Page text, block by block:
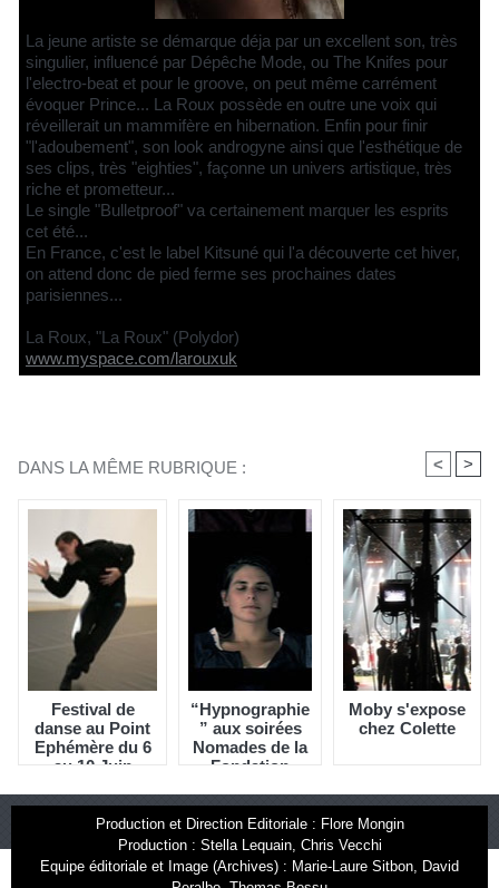
La jeune artiste se démarque déja par un excellent son, très
singulier, influencé par Dépêche Mode, ou The Knifes pour
l'electro-beat et pour le groove, on peut même carrément
évoquer Prince... La Roux possède en outre une voix qui
réveillerait un mammifère en hibernation. Enfin pour finir
"l'adoubement", son look androgyne ainsi que l'esthétique de
ses clips, très "eighties", façonne un univers artistique, très
riche et prometteur...
Le single "Bulletproof" va certainement marquer les esprits
cet été...
En France, c'est le label Kitsuné qui l'a découverte cet hiver,
on attend donc de pied ferme ses prochaines dates
parisiennes...
La Roux, "La Roux" (Polydor)
www.myspace.com/larouxuk
DANS LA MÊME RUBRIQUE : < >
Festival de
danse au Point
Ephémère du 6
au 10 Juin
“Hypnographie
” aux soirées
Nomades de la
Fondation
Moby s'expose
chez Colette
Production et Direction Editoriale : Flore Mongin
Production : Stella Lequain, Chris Vecchi
Equipe éditoriale et Image (Archives) : Marie-Laure Sitbon, David